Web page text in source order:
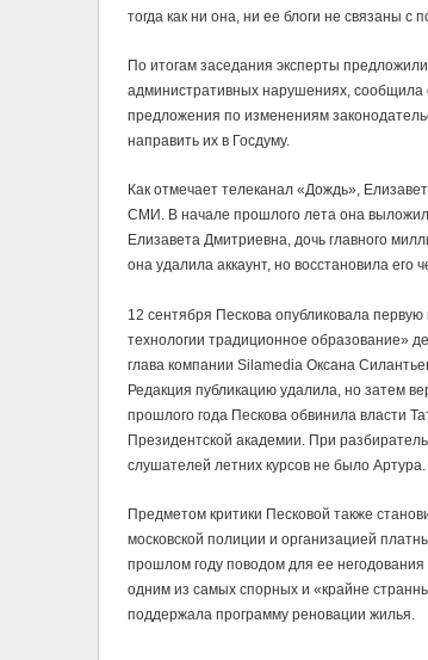
тогда как ни она, ни ее блоги не связаны с
По итогам заседания эксперты
административных нарушениях, сообщила
предложения по изменениям
направить их в Госдуму.
Как отмечает телеканал «Дождь»,
СМИ. В начале прошлого лета она
Елизавета Дмитриевна, дочь главного
она удалила аккаунт, но восстановила его
12 сентября Пескова опубликовала
технологии традиционное образование»
глава компании Silamedia Оксана
Редакция публикацию удалила, но затем
прошлого года Пескова обвинила власти
Президентской академии. При
слушателей летних курсов не было Артура.
Предметом критики Песковой также
московской полиции и организацией
прошлом году поводом для ее
одним из самых спорных и «крайне
поддержала программу реновации жилья.